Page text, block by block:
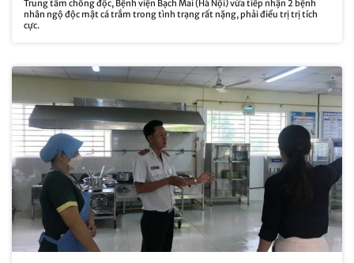
Trung tâm chống độc, Bệnh viện Bạch Mai (Hà Nội) vừa tiếp nhận 2 bệnh
nhân ngộ độc mật cá trắm trong tình trạng rất nặng, phải điều trị trị tích
cực.